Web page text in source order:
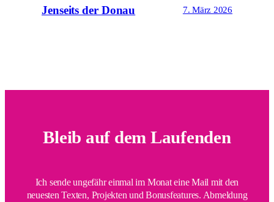
Jenseits der Donau 7. März 2026
Bleib auf dem Laufenden
Ich sende ungefähr einmal im Monat eine Mail mit den
neuesten Texten, Projekten und Bonusfeatures. Abmeldung